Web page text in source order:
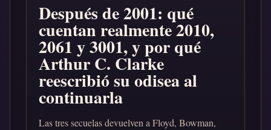
Después de 2001: qué
cuentan realmente 2010,
2061 y 3001, y por qué
Arthur C. Clarke
reescribió su odisea al
continuarla
Las tres secuelas devuelven a Floyd, Bowman,